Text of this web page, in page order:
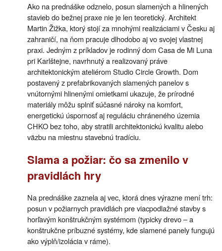
Ako na prednáške odznelo, posun slamených a hlinených
stavieb do bežnej praxe nie je len teoretický. Architekt
Martin Žižka, ktorý stojí za mnohými realizáciami v Česku aj
zahraničí, na ňom pracuje dlhodobo aj vo svojej vlastnej
praxi. Jedným z príkladov je rodinný dom Casa de Mi Luna
pri Karlštejne, navrhnutý a realizovaný práve
architektonickým ateliérom Studio Circle Growth. Dom
postavený z prefabrikovaných slamených panelov s
vnútornými hlinenými omietkami ukazuje, že prírodné
materiály môžu splniť súčasné nároky na komfort,
energetickú úspornosť aj reguláciu chráneného územia
CHKO bez toho, aby stratili architektonickú kvalitu alebo
väzbu na miestnu stavebnú tradíciu.
Slama a požiar: čo sa zmenilo v
pravidlách hry
Na prednáške zaznela aj vec, ktorá dnes výrazne mení trh:
posun v požiarnych pravidlách pre viacpodlažné stavby s
horľavým konštrukčným systémom (typicky drevo – a
konštrukčne príbuzné systémy, kde slamené panely fungujú
ako výplň/izolácia v ráme).